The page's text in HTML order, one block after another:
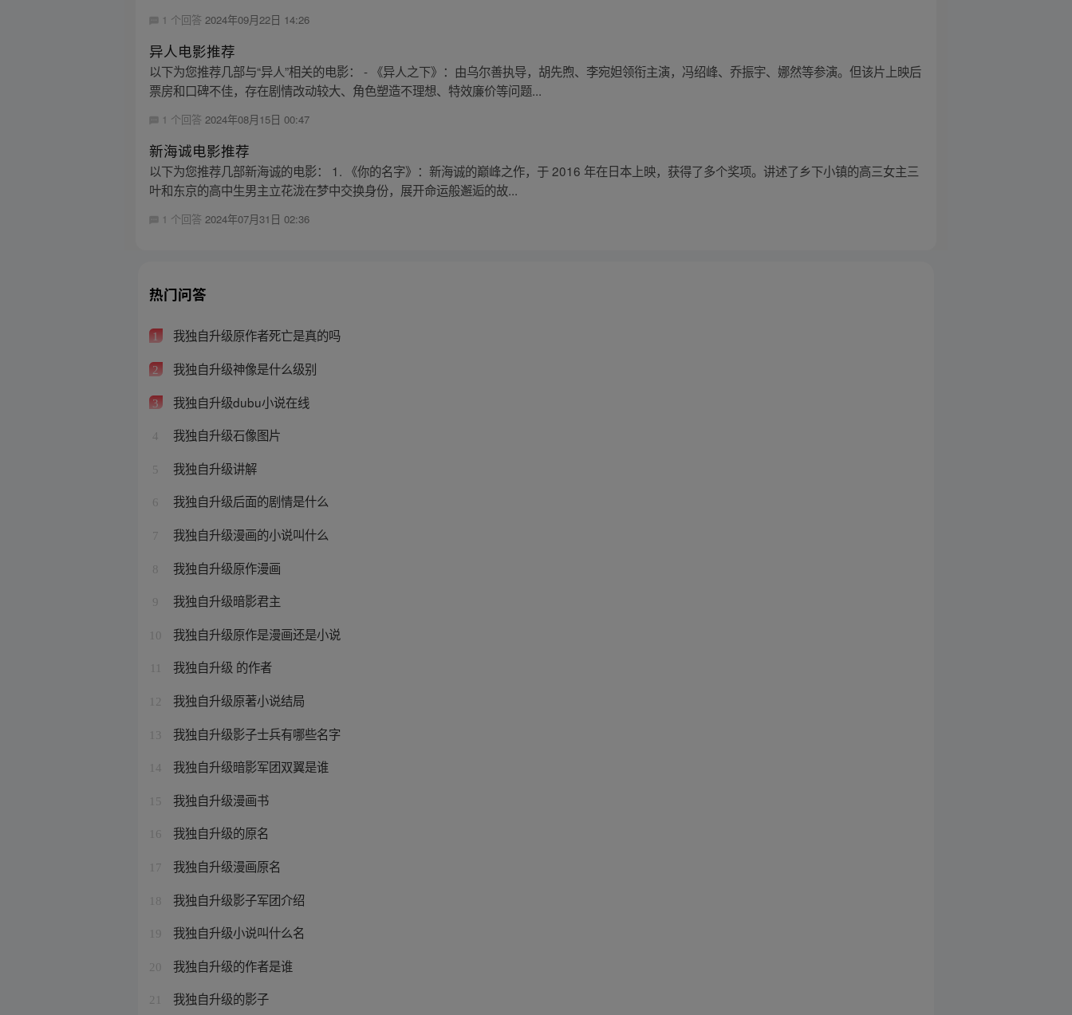
1 个回答 2024年09月22日 14:26
异人电影推荐
以下为您推荐几部与“异人”相关的电影： - 《异人之下》：由乌尔善执导，胡先煦、李宛妲领衔主演，冯绍峰、乔振宇、娜然等参演。但该片上映后
票房和口碑不佳，存在剧情改动较大、角色塑造不理想、特效廉价等问题...
1 个回答 2024年08月15日 00:47
新海诚电影推荐
以下为您推荐几部新海诚的电影： 1. 《你的名字》：新海诚的巅峰之作，于 2016 年在日本上映，获得了多个奖项。讲述了乡下小镇的高三女主三
叶和东京的高中生男主立花泷在梦中交换身份，展开命运般邂逅的故...
1 个回答2024年07月31日 02:36
热门问答
1 我独自升级原作者死亡是真的吗
2 我独自升级神像是什么级别
3 我独自升级dubu小说在线
4 我独自升级石像图片
5 我独自升级讲解
6 我独自升级后面的剧情是什么
7 我独自升级漫画的小说叫什么
8 我独自升级原作漫画
9 我独自升级暗影君主
10 我独自升级原作是漫画还是小说
我独自升级 的作者
12 我独自升级原著小说结局
13 我独自升级影子士兵有哪些名字
14 我独自升级暗影军团双翼是谁
15 我独自升级漫画书
16 我独自升级的原名
17 我独自升级漫画原名
18 我独自升级影子军团介绍
19 我独自升级小说叫什么名
20 我独自升级的作者是谁
21 我独自升级的影子